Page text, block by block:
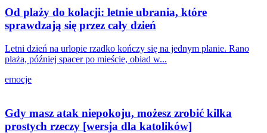
Od plaży do kolacji: letnie ubrania, które
sprawdzają się przez cały dzień
Letni dzień na urlopie rzadko kończy się na jednym planie. Rano
plaża, później spacer po mieście, obiad w...
emocje
Gdy masz atak niepokoju, możesz zrobić kilka
prostych rzeczy [wersja dla katolików]